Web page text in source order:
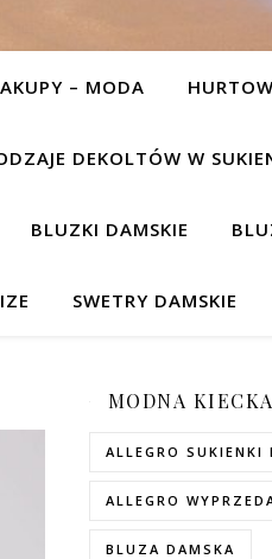
– MODA
DEKOLTÓW W
BLUZKI DAMSKIE
SWETRY DAMSKIE
MODNA
ALLEGRO SUKIENKI
ALLEGRO
BLUZA DAMSKA